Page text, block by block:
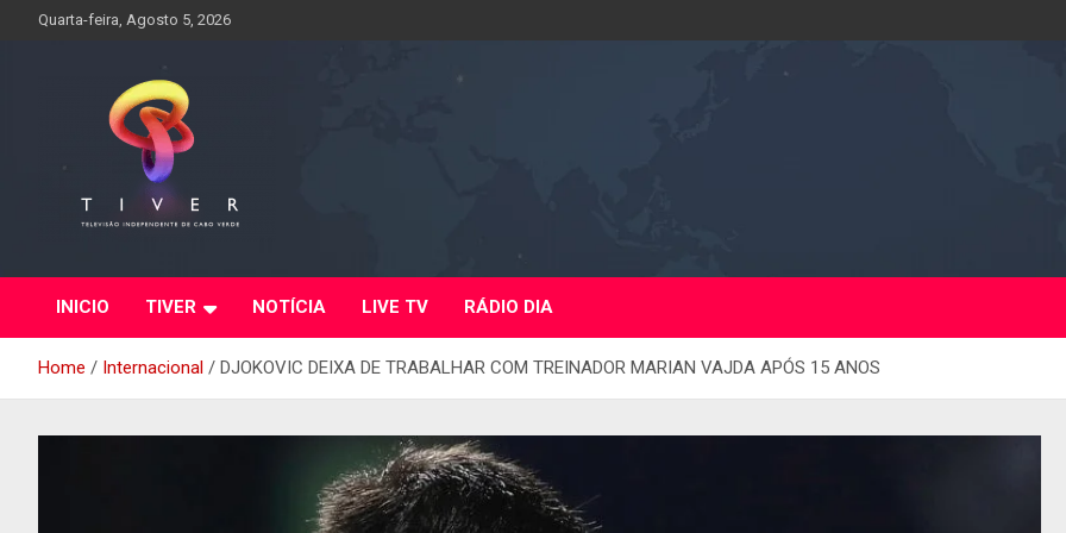
Quarta-feira, Agosto 5, 2026
INICIO TIVER NOTÍCIA LIVE TV RÁDIO DIA
Home Internacional DJOKOVIC DEIXA DE TRABALHAR COM TREINADOR MARIAN VAJDA APÓS 15 ANOS